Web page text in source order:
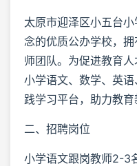
太原市迎泽区小五台
念的优质公办学校，
师团队。为促进教育
小学语文、数学、英
践学习平台，助力教育
二、招聘岗位
小学语文跟岗教师2-3